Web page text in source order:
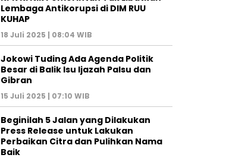
Lembaga Antikorupsi di DIM RUU
KUHAP
18 Juli 2025 | 08:04 WIB
Jokowi Tuding Ada Agenda Politik
Besar di Balik Isu Ijazah Palsu dan
Gibran
15 Juli 2025 | 07:10 WIB
Beginilah 5 Jalan yang Dilakukan
Press Release untuk Lakukan
Perbaikan Citra dan Pulihkan Nama
Baik